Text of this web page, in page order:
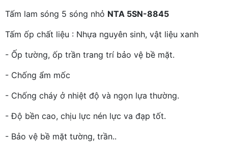
Tấm lam sóng 5 sóng nhỏ NTA 5SN-8845
Tấm ốp chất liệu : Nhựa nguyên sinh, vật liệu xanh
- Ốp tường, ốp trần trang trí bảo vệ bề mặt.
- Chống ẩm mốc
- Chống cháy ở nhiệt độ và ngọn lựa thường.
- Độ bền cao, chịu lực nén lực va đạp tốt.
- Bảo vệ bề mặt tường, trần..